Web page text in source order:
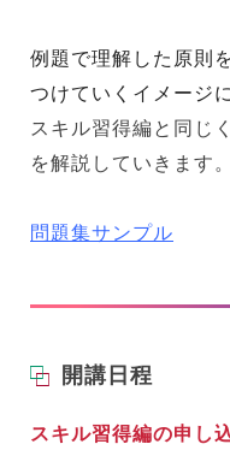
例題で理解した原則
つけていくイメージ
スキル習得編と同じ
を解説していきます。
問題集サンプル
開講日程
スキル習得編の申し